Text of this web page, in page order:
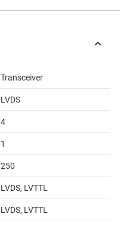
Transceiver
LVDS
4
1
250
LVDS, LVTTL
LVDS, LVTTL